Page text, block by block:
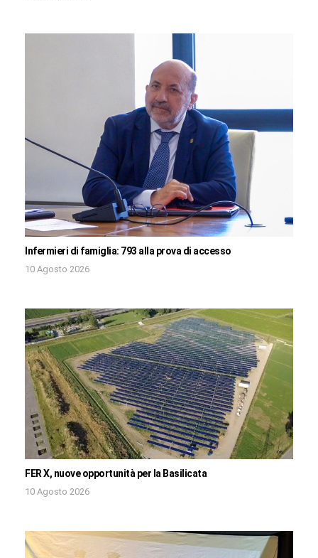
Infermieri di famiglia: 793 alla prova di accesso
10 Agosto 2026
FER X, nuove opportunità per la Basilicata
10 Agosto 2026